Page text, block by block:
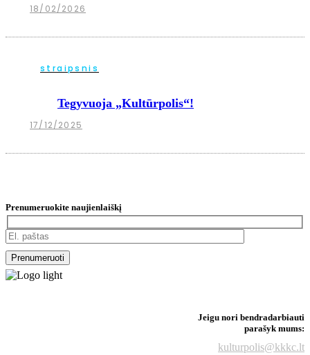
18/02/2026
straipsnis
Tegyvuoja „Kultūrpolis“!
17/12/2025
Prenumeruokite naujienlaiškį
Jeigu nori bendradarbiauti
parašyk mums:
kulturpolis@kkkc.lt